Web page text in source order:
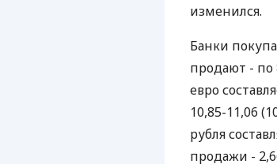
изменился.
Банки
продают - по
евро
10,85-11,06
рубля
продажи -